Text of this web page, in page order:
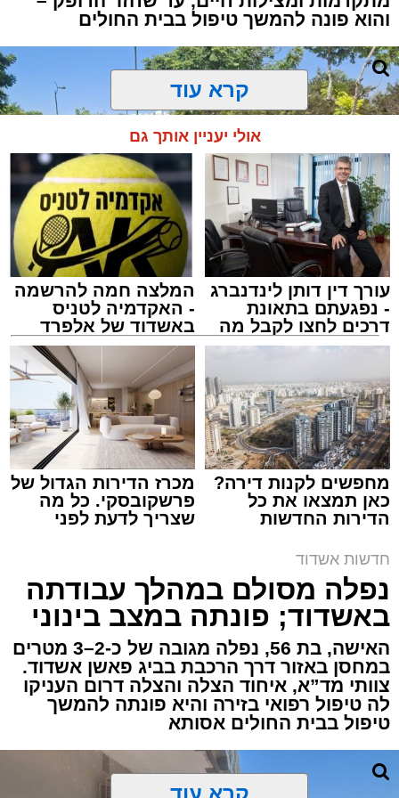
והוא פונה להמשך טיפול בבית החולים
מערכת האתר / 15:39 07.08.26
תגים: איחוד הצלה אשדוד, הצלה
אירוע דרמטי הסתיים בנס רפואי באשדוד, לאחר
שגבר בן 56 התמוטט בביתו שבאחד הרחובות
ברובע י"א בעיר, כתוצאה מאירוע פתאומי שגרם
להפסקת פעילות ליבו.
למקום הוזעקו מיד צוותי רפואה ומתנדבים של
ארגון "איחוד הצלה". החובשים והפרמדיקים
שהגיעו לזירה הבחינו כי הגבר ללא דופק וללא
הכרה, ופתחו מיידית בפעולות החייאה מתקדמות,
הכוללות עיסויי לב ושימוש במפעם (דפיברילטור).
קרא עוד
אולי יעניין אותך גם
עורך דין דותן לינדנברג
- נפגעתם בתאונת
דרכים לחצו לקבל מה
שמגיע לכם
המלצה חמה להרשמה
- האקדמיה לטניס
באשדוד של אלפרד
קריאולנסקי - לילדים
מחפשים לקנות דירה?
כאן תמצאו את כל
הדירות החדשות
מכרז הדירות הגדול של
פרשקובסקי. כל מה
שצריך לדעת לפני
חדשות אשדוד
נפלה מסולם במהלך עבודתה
באשדוד; פונתה במצב בינוני
האישה, בת 56, נפלה מגובה של כ-2–3 מטרים
במחסן באזור דרך הרכבת בביג פאשן אשדוד.
צוותי מד”א, איחוד הצלה והצלה דרום העניקו
לה טיפול רפואי בזירה והיא פונתה להמשך
טיפול בבית החולים אסותא
קרא עוד